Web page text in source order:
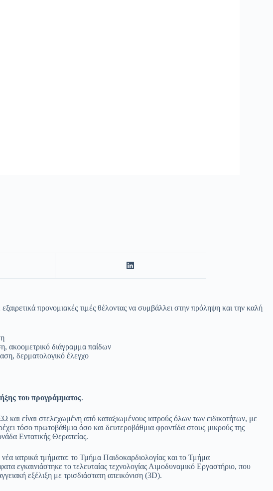
προνομιακές τιμές θέλοντας να συμβάλλει στην πρόληψη και την καλή
ακοομετρικό διάγραμμα παίδων
δερματολογικό έλεγχο
του προγράμματος.
είναι στελεχωμένη από καταξιωμένους ιατρούς όλων των ειδικοτήτων, με
τόσο πρωτοβάθμια όσο και δευτεροβάθμια φροντίδα στους μικρούς της
Εντατικής Θεραπείας.
ιατρικά τμήματα: το Τμήμα Παιδοκαρδιολογίας και το Τμήμα
εγκαινιάστηκε το τελευταίας τεχνολογίας Αιμοδυναμικό Εργαστήριο, που
εξέλιξη με τρισδιάστατη απεικόνιση (3D).